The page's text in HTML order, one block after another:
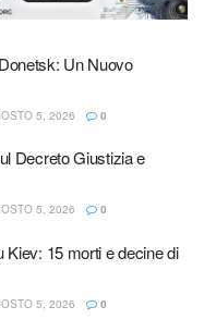
Un Nuovo
5, 2026 0
Decreto Giustizia e
5, 2026 0
15 morti e decine di
5, 2026 0